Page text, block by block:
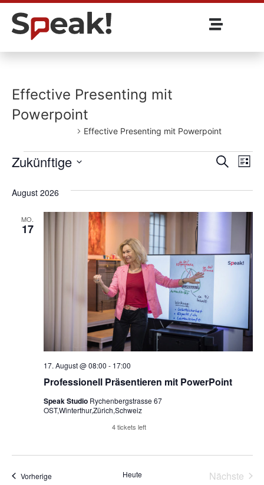
Effective Presenting mit
Powerpoint
Effective Presenting mit Powerpoint
und
SucheListe
Zukünftige
das
August 2026
MO.
17
Professionell Präsentieren mit PowerPoint
17. August @ 08:00 - 17:00
Speak Studio Rychenbergstrasse 67
OST,Winterthur,Zürich,Schweiz
4 tickets left
VorherigeVeranstaltungen Heute Nächste